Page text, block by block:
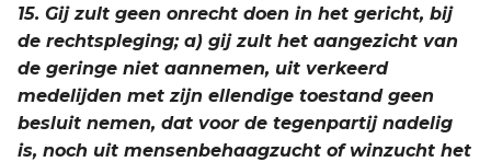
15. Gij zult geen onrecht doen in het gericht, bij
de rechtspleging; a) gij zult het aangezicht van
de geringe niet aannemen, uit verkeerd
medelijden met zijn ellendige toestand geen
besluit nemen, dat voor de tegenpartij nadelig
is, noch uit mensenbehaagzucht of winzucht het